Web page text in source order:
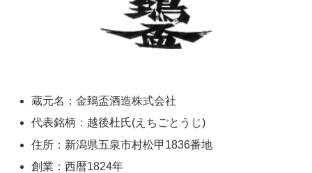
蔵元名：金鵄盃酒造株式会社
代表銘柄：越後杜氏(えちごとうじ)
住所：新潟県五泉市村松甲1836番地
創業：西暦1824年